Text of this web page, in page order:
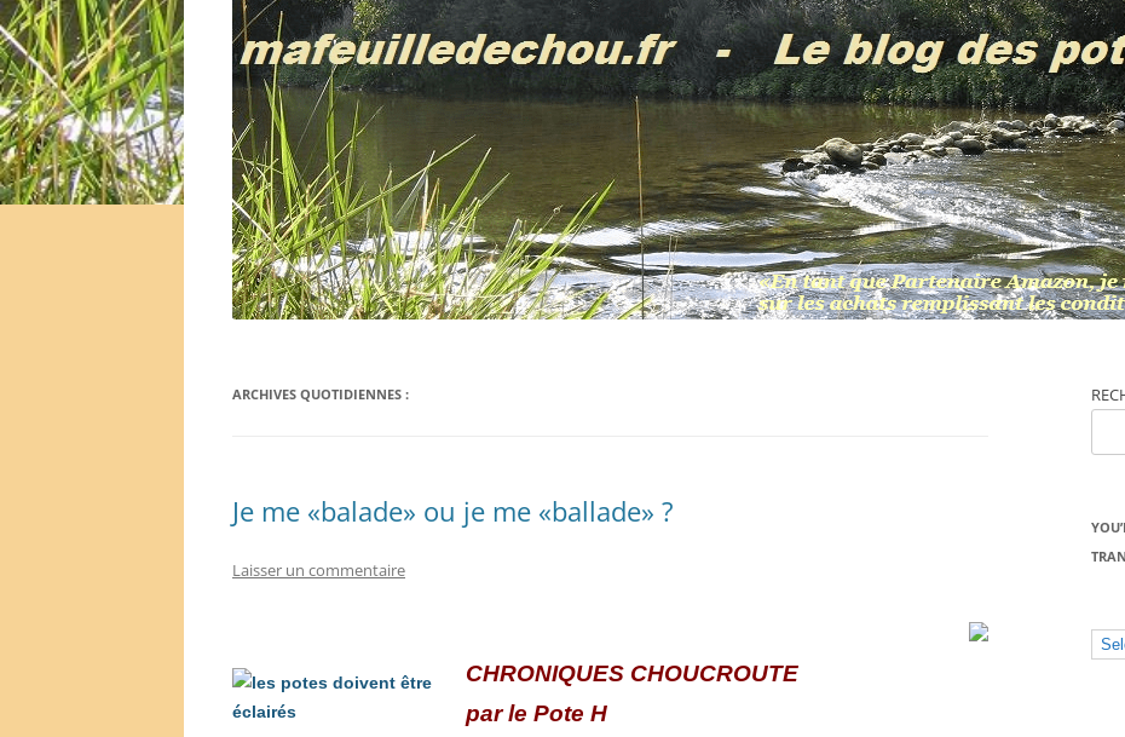
ARCHIVES QUOTIDIENNES :
Je me «balade» ou je me «ballade» ?
Laisser un commentaire
CHRONIQUES CHOUCROUTE
par le Pote H